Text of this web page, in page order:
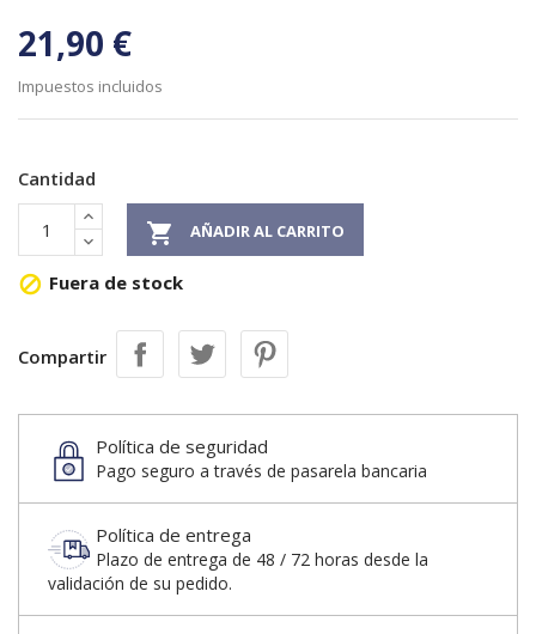
21,90 €
Impuestos incluidos
Cantidad
 AÑADIR AL CARRITO
 Fuera de stock
Compartir
Política de seguridad
Pago seguro a través de pasarela bancaria
Política de entrega
Plazo de entrega de 48 / 72 horas desde la
validación de su pedido.